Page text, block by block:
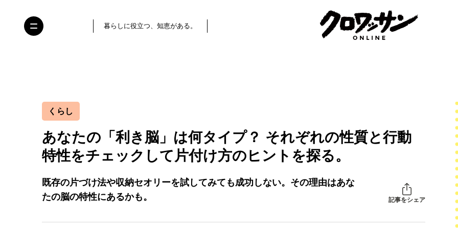
暮らしに役立つ、知恵がある。
くらし
あなたの「利き脳」は何タイプ？ それぞれの性質と行動
特性をチェックして片付け方のヒントを探る。
既存の片づけ法や収納セオリーを試してみても成功しない。その理由はあな
たの脳の特性にあるかも。
記事をシェア